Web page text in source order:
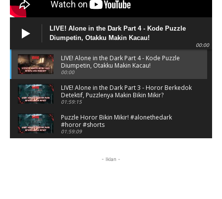
LIVE! Alone in the Dark Part 4 - Kode Puzzle
Diumpetin, Otakku Makin Kacau!
00:00
LIVE! Alone in the Dark Part 4 - Kode Puzzle
Diumpetin, Otakku Makin Kacau!
00:00
LIVE! Alone in the Dark Part 3 - Horor Berkedok
Detektif, Puzzlenya Makin Bikin Mikir?
01:59:15
Puzzle Horor Bikin Mikir! #alonethedark
#horor #shorts
01:59:09
- Iklan -